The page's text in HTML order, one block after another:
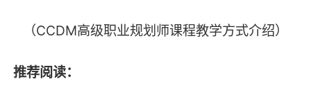
（CCDM高级职业规划师课程教学方式介绍）
推荐阅读：